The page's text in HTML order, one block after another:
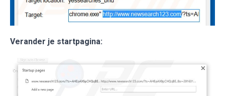
Verander je startpagina: